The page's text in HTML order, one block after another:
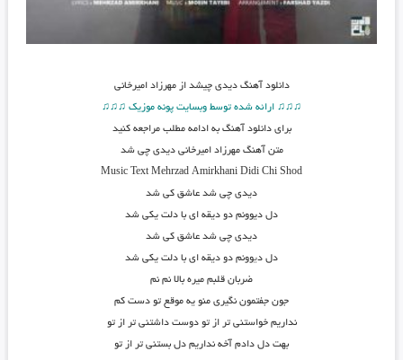
دانلود آهنگ دیدی چیشد از مهرزاد امیرخانی
♫♫♫ ارائه شده توسط وبسایت پونه موزیک ♫♫♫
برای دانلود آهنگ به ادامه مطلب مراجعه کنید
متن آهنگ مهرزاد امیرخانی دیدی چی شد
Music Text Mehrzad Amirkhani Didi Chi Shod
دیدی چی شد عاشق کی شد
دل دیوونم دو دیقه ای با دلت یکی شد
دیدی چی شد عاشق کی شد
دل دیوونم دو دیقه ای با دلت یکی شد
ضربان قلبم میره بالا نم نم
جون جفتمون نگیری منو یه موقع تو دست کم
نداریم خواستنی تر از تو دوست داشتنی تر از تو
بهت دل دادم آخه نداریم دل بستنی تر از تو